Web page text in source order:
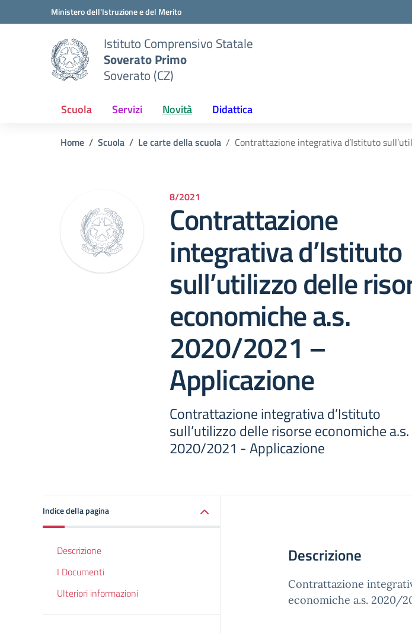
Vai ai contenuti
Vai al menu di navigazioneMinistero dell'Istruzione e del Merito
Istituto Comprensivo Statale
Soverato Primo
Soverato (CZ)
Scuola Servizi Novità Didattica
Home Scuola Le carte della scuola Contrattazione integrativa d’Istituto
8/2021
Contrattazione
integrativa d’Istituto
sull’utilizzo delle
economiche a.s.
2020/2021 –
Applicazione
Contrattazione integrativa d’Istituto
sull’utilizzo delle risorse economiche a.s.
2020/2021 - Applicazione
Indice della pagina
Descrizione
I Documenti
Ulteriori informazioni
Descrizione
Contrattazione
economiche a.s. 2020/